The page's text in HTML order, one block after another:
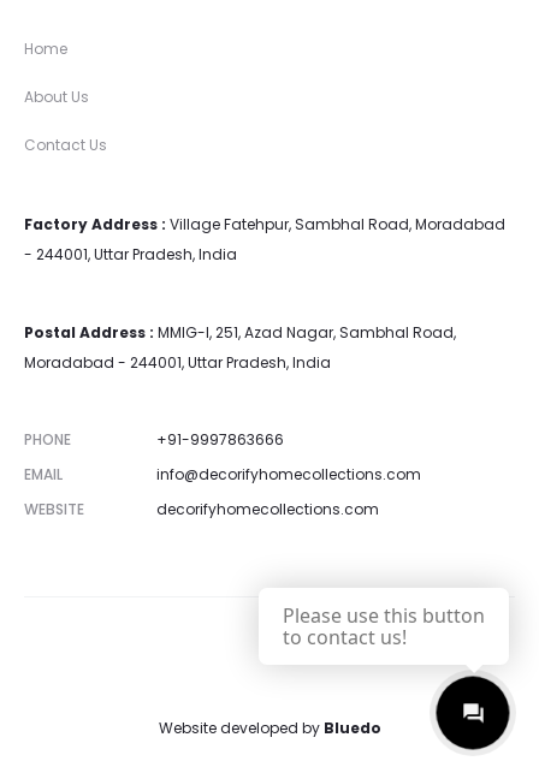
Home
About Us
Contact Us
Factory Address : Village Fatehpur, Sambhal Road, Moradabad
- 244001, Uttar Pradesh, India
Postal Address : MMIG-I, 251, Azad Nagar, Sambhal Road,
Moradabad - 244001, Uttar Pradesh, India
PHONE
+91-9997863666
EMAIL
info@decorifyhomecollections.com
WEBSITE
decorifyhomecollections.com
Website developed by Bluedo
Please use this button
to contact us!